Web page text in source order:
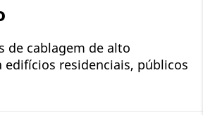
de cablagem de alto
residenciais, públicos